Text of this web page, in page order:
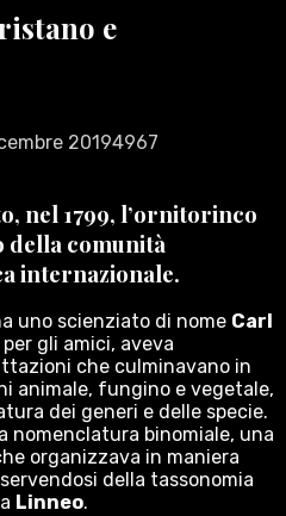
e
20194967
nel 1799, l’ornitorinco
della comunità
internazionale.
uno scienziato di nome Carl
gli amici, aveva
che culminavano in
animale, fungino e vegetale,
dei generi e delle specie.
binomiale, una
organizzava in maniera
della tassonomia
Linneo.